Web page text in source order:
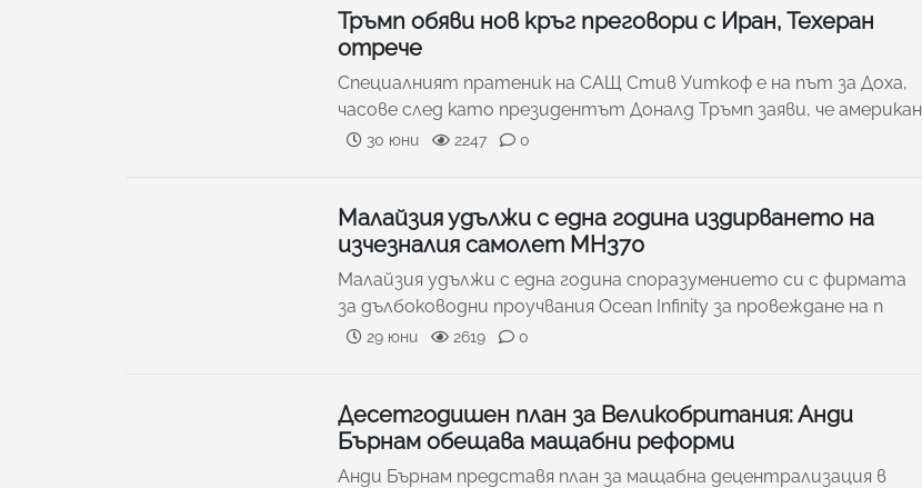
Тръмп обяви нов кръг преговори с Иран, Техеран
отрече
Специалният пратеник на САЩ Стив Уиткоф е на път за Доха,
часове след като президентът Доналд Тръмп заяви, че американ
30 юни 2247 0
Малайзия удължи с една година издирването на
изчезналия самолет MH370
Малайзия удължи с една година споразумението си с фирмата
за дълбоководни проучвания Ocean Infinity за провеждане на п
29 юни 2619 0
Десетгодишен план за Великобритания: Анди
Бърнам обещава мащабни реформи
Анди Бърнам представя план за мащабна децентрализация в